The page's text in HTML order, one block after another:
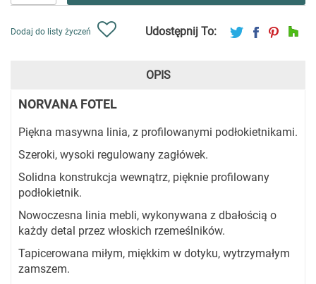
Dodaj do listy życzeń Udostępnij To:
OPIS
NORVANA FOTEL
Piękna masywna linia, z profilowanymi podłokietnikami.
Szeroki, wysoki regulowany zagłówek.
Solidna konstrukcja wewnątrz, pięknie profilowany
podłokietnik.
Nowoczesna linia mebli, wykonywana z dbałością o
każdy detal przez włoskich rzemeślników.
Tapicerowana miłym, miękkim w dotyku, wytrzymałym
zamszem.